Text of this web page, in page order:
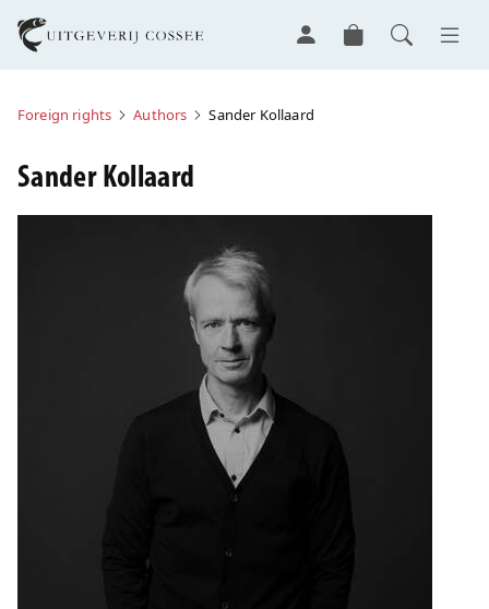
Foreign rights Authors Sander Kollaard
Sander Kollaard